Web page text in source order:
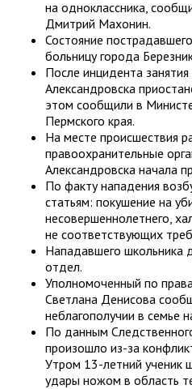
на одноклассника,
Дмитрий Махонин.
Состояние
больницу города
После инцидента
Александровска
этом сообщили в
Пермского края.
На месте происшествия
правоохранительные
Александровска начала
По факту нападения
статьям: покушение на
несовершеннолетнего,
не соответствующих
Нападавшего школьника
отдел.
Уполномоченный по
Светлана Денисова
неблагополучии в семье
По данным
произошло из-за
Утром 13-летний ученик
удары ножом в область